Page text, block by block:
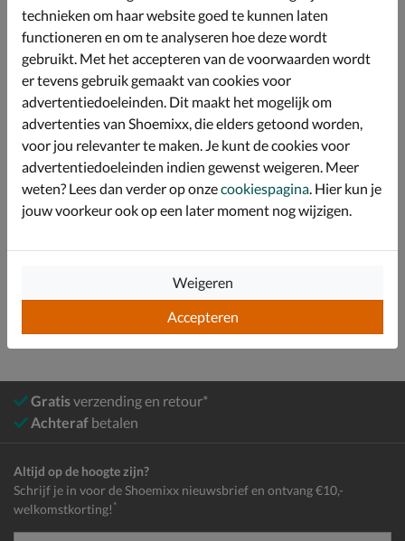
Uitgevoerd in nylon en vilstof.
Gevoerd met velboa voor een ultrazacht gevoel en
heerlijk warme voeten.
Voorzien van een foam-voetbed met upper van
teddystof.
Afgewerkt met een gripvaste rubberen loopzool
waardoor je ook makkelijk de tuin in kunt lopen.
Specificaties
Pantoffels
Gratisverzending en retour*
Achteraf betalen
Altijd op de hoogte zijn?
Schrijf je in voor de Shoemixx nieuwsbrief en ontvang €10,-
welkomstkorting! *
technieken om haar website goed te kunnen laten
functioneren en om te analyseren hoe deze wordt
gebruikt. Met het accepteren van de voorwaarden wordt
er tevens gebruik gemaakt van cookies voor
advertentiedoeleinden. Dit maakt het mogelijk om
advertenties van Shoemixx, die elders getoond worden,
voor jou relevanter te maken. Je kunt de cookies voor
advertentiedoeleinden indien gewenst weigeren. Meer
weten? Lees dan verder op onzecookiespagina . Hier kun je
jouw voorkeur ook op een later moment nog wijzigen.
Accepteren
Weigeren